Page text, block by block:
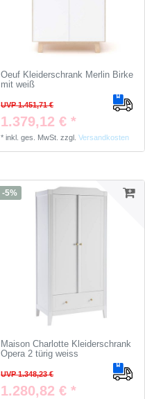
Oeuf Kleiderschrank Merlin Birke
mit weiß
UVP 1.451,71 €
1.379,12 € *
*inkl. ges. MwSt. zzgl.Versandkosten
-5%
Maison Charlotte Kleiderschrank
Opera 2 türig weiss
UVP 1.348,23 €
1.280,82 € *